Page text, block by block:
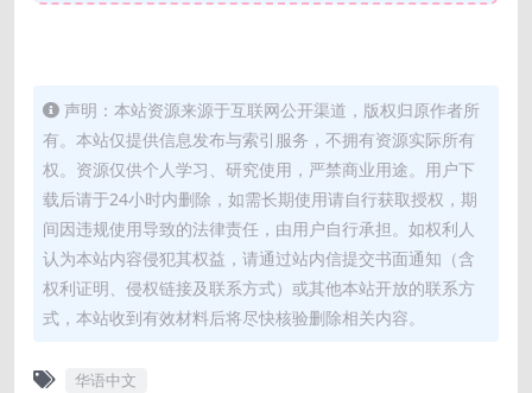
声明：本站资源来源于互联网公开渠道，版权归原作者所
有。本站仅提供信息发布与索引服务，不拥有资源实际所有
权。资源仅供个人学习、研究使用，严禁商业用途。用户下
载后请于24小时内删除，如需长期使用请自行获取授权，期
间因违规使用导致的法律责任，由用户自行承担。如权利人
认为本站内容侵犯其权益，请通过站内信提交书面通知（含
权利证明、侵权链接及联系方式）或其他本站开放的联系方
式，本站收到有效材料后将尽快核验删除相关内容。
华语中文